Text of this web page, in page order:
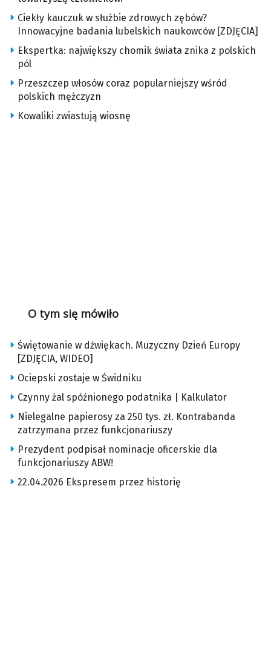
Ciekły kauczuk w służbie zdrowych zębów?
Innowacyjne badania lubelskich naukowców [ZDJĘCIA]
Ekspertka: największy chomik świata znika z polskich
pól
Przeszczep włosów coraz popularniejszy wśród
polskich mężczyzn
Kowaliki zwiastują wiosnę
O tym się mówiło
Świętowanie w dźwiękach. Muzyczny Dzień Europy
[ZDJĘCIA, WIDEO]
Ociepski zostaje w Świdniku
Czynny żal spóźnionego podatnika | Kalkulator
Nielegalne papierosy za 250 tys. zł. Kontrabanda
zatrzymana przez funkcjonariuszy
Prezydent podpisał nominacje oficerskie dla
funkcjonariuszy ABW!
22.04.2026 Ekspresem przez historię